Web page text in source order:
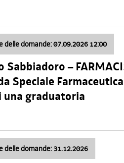
delle domande: 07.09.2026 12:00
–
Speciale
una graduatoria
delle domande: 31.12.2026